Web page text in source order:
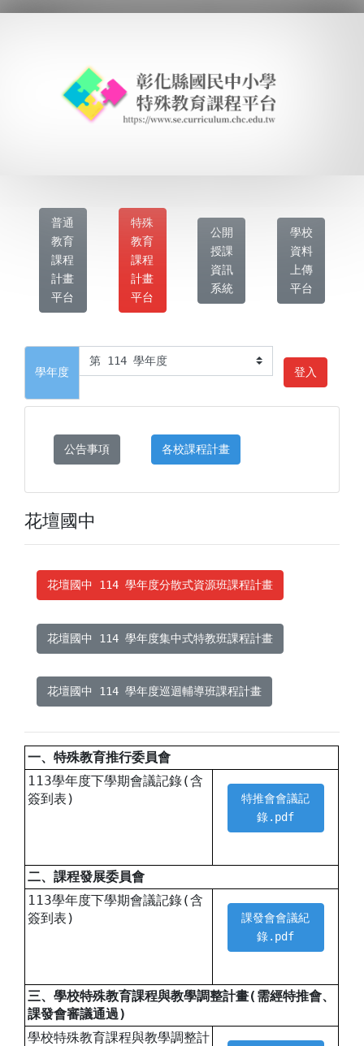
普通
教育
課程
計畫
平台
特殊
教育
課程
計畫
平台
公開
授課
資訊
系統
學校
資料
上傳
平台
學年度 登入
公告事項 各校課程計畫
花壇國中
花壇國中 114 學年度分散式資源班課程計畫
花壇國中 114 學年度集中式特教班課程計畫
花壇國中 114 學年度巡迴輔導班課程計畫
一、特殊教育推行委員會
113學年度下學期會議記錄(含
簽到表)
特推會會議記
錄.pdf
二、課程發展委員會
113學年度下學期會議記錄(含
簽到表)
課發會會議紀
錄.pdf
三、學校特殊教育課程與教學調整計畫(需經特推會、
課發會審議通過)
學校特殊教育課程與教學調整計